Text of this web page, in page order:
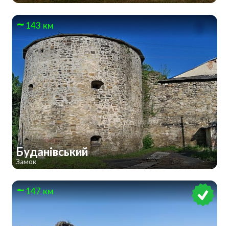
143 км
Буданівський
Замок
147 км